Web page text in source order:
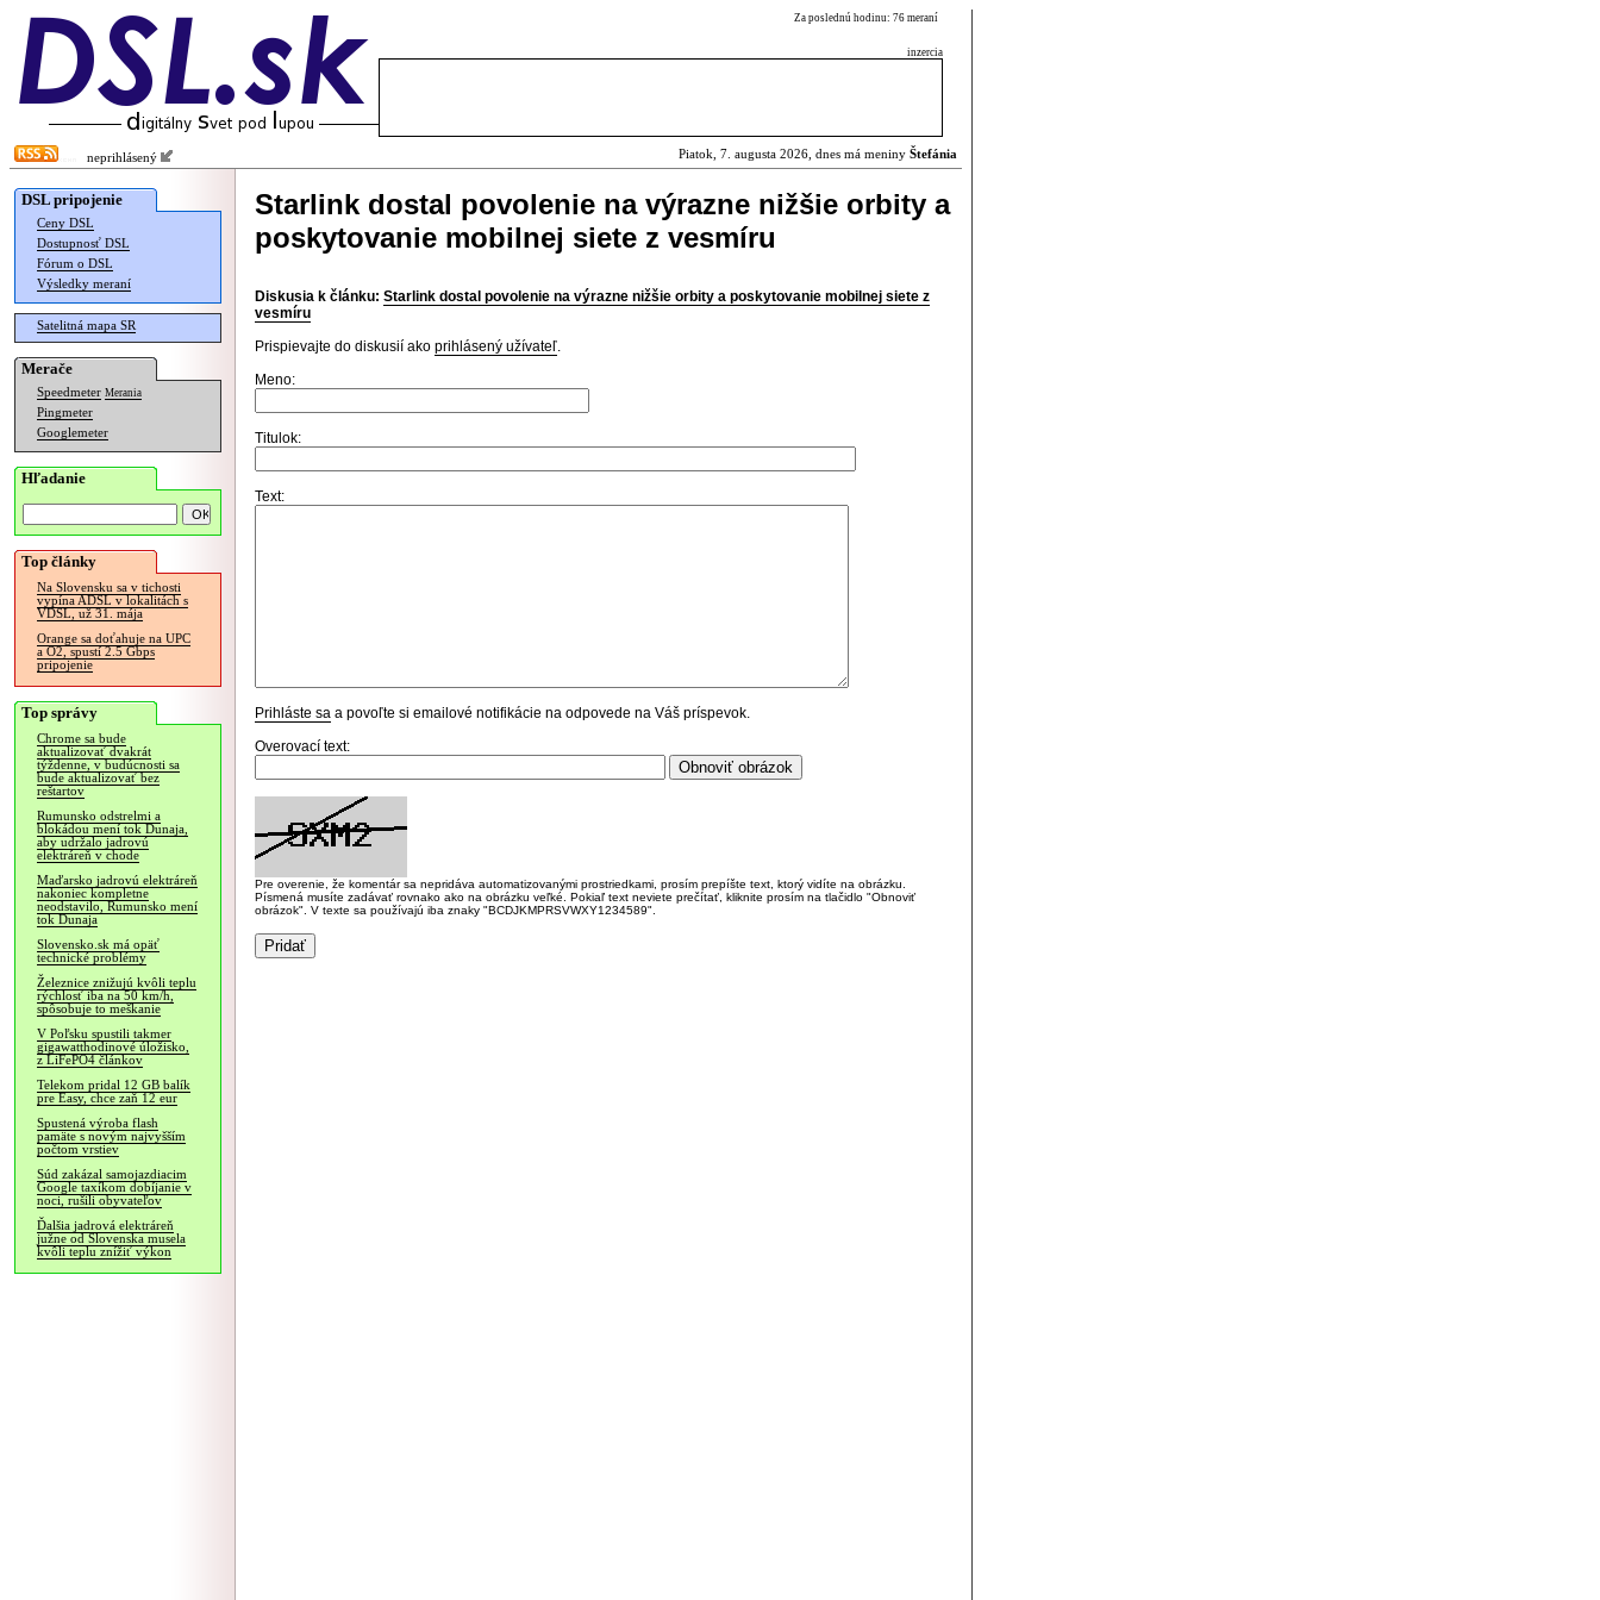
Za poslednú hodinu: 76 meraní
inzercia
neprihlásený Piatok, 7. augusta 2026, dnes má meniny Štefánia
DSL pripojenie
Ceny DSL
Dostupnosť DSL
Fórum o DSL
Výsledky meraní
Satelitná mapa SR
Merače
Speedmeter Merania
Pingmeter
Googlemeter
Hľadanie
Top články
Na Slovensku sa v tichosti
vypína ADSL v lokalitách s
VDSL, už 31. mája
Orange sa doťahuje na UPC
a O2, spustí 2.5 Gbps
pripojenie
Top správy
Chrome sa bude
aktualizovať dvakrát
týždenne, v budúcnosti sa
bude aktualizovať bez
reštartov
Rumunsko odstrelmi a
blokádou mení tok Dunaja,
aby udržalo jadrovú
elektráreň v chode
Maďarsko jadrovú elektráreň
nakoniec kompletne
neodstavilo, Rumunsko mení
tok Dunaja
Slovensko.sk má opäť
technické problémy
Železnice znižujú kvôli teplu
rýchlosť iba na 50 km/h,
spôsobuje to meškanie
V Poľsku spustili takmer
gigawatthodinové úložisko,
z LiFePO4 článkov
Telekom pridal 12 GB balík
pre Easy, chce zaň 12 eur
Spustená výroba flash
pamäte s novým najvyšším
počtom vrstiev
Súd zakázal samojazdiacim
Google taxíkom dobíjanie v
noci, rušili obyvateľov
Ďalšia jadrová elektráreň
južne od Slovenska musela
kvôli teplu znížiť výkon
Starlink dostal povolenie na výrazne nižšie orbity a
poskytovanie mobilnej siete z vesmíru
Diskusia k článku: Starlink dostal povolenie na výrazne nižšie orbity a poskytovanie mobilnej siete z
vesmíru
Prispievajte do diskusií ako prihlásený užívateľ.
Meno:
Titulok:
Text:
Prihláste sa a povoľte si emailové notifikácie na odpovede na Váš príspevok.
Overovací text:
Pre overenie, že komentár sa nepridáva automatizovanými prostriedkami, prosím prepíšte text, ktorý vidíte na obrázku.
Písmená musíte zadávať rovnako ako na obrázku veľké. Pokiaľ text neviete prečítať, kliknite prosím na tlačidlo "Obnoviť
obrázok". V texte sa používajú iba znaky "BCDJKMPRSVWXY1234589".